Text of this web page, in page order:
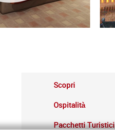
Scopri
Ospitalità
Pacchetti Turistici